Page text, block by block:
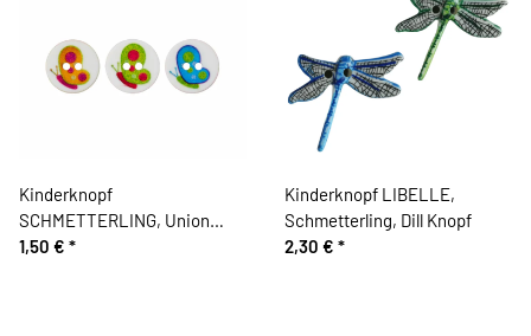
Kinderknopf
SCHMETTERLING, Union
Knopf
1,50 € *
Kinderknopf LIBELLE,
Schmetterling, Dill Knopf
2,30 € *